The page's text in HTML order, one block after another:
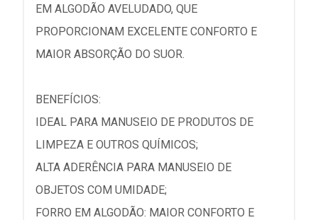
EM ALGODÃO AVELUDADO, QUE
PROPORCIONAM EXCELENTE CONFORTO E
MAIOR ABSORÇÃO DO SUOR.
BENEFÍCIOS:
IDEAL PARA MANUSEIO DE PRODUTOS DE
LIMPEZA E OUTROS QUÍMICOS;
ALTA ADERÊNCIA PARA MANUSEIO DE
OBJETOS COM UMIDADE;
FORRO EM ALGODÃO: MAIOR CONFORTO E